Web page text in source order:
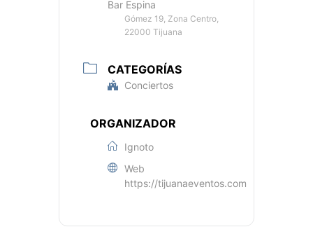
Bar Espina
Gómez 19, Zona Centro,
22000 Tijuana
CATEGORÍAS
Conciertos
ORGANIZADOR
Ignoto
Web
https://tijuanaeventos.com